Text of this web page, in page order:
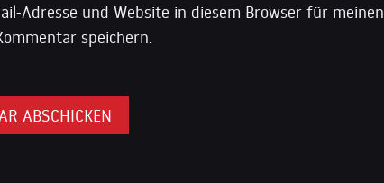
Adresse und Website in diesem Browser für meinen
speichern.